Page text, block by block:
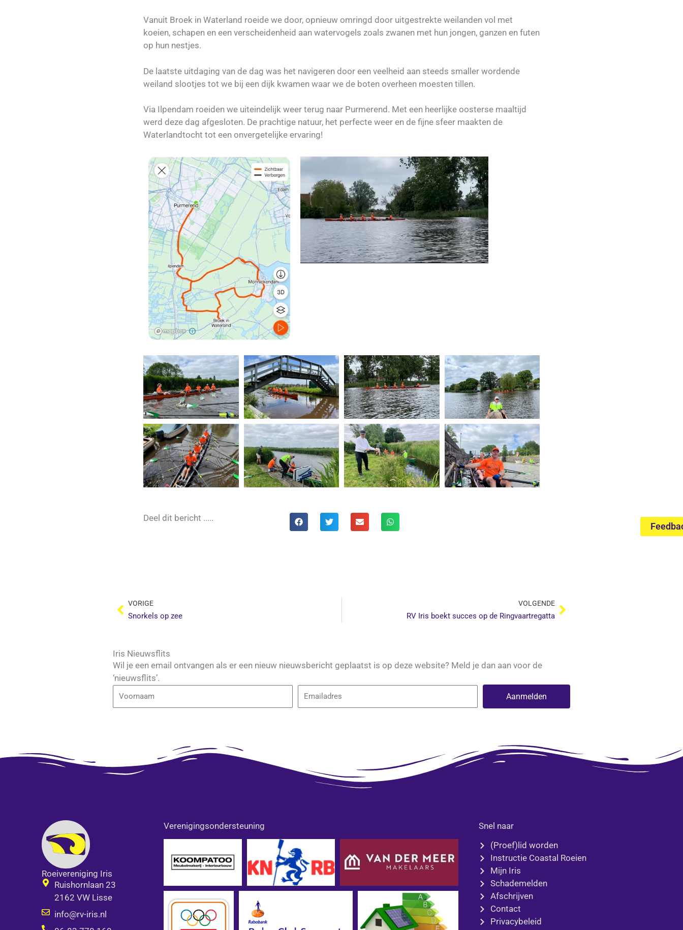
Vanuit Broek in Waterland roeide we door, opnieuw omringd door uitgestrekte weilanden vol met
koeien, schapen en een verscheidenheid aan watervogels zoals zwanen met hun jongen, ganzen en futen
op hun nestjes.
De laatste uitdaging van de dag was het navigeren door een veelheid aan steeds smaller wordende
weiland slootjes tot we bij een dijk kwamen waar we de boten overheen moesten tillen.
Via Ilpendam roeiden we uiteindelijk weer terug naar Purmerend. Met een heerlijke oosterse maaltijd
werd deze dag afgesloten. De prachtige natuur, het perfecte weer en de fijne sfeer maakten de
Waterlandtocht tot een onvergetelijke ervaring!
Deel dit bericht .....
Vorige
VORIGE
Snorkels op zee
VOLGENDE
RV Iris boekt succes op de Ringvaartregatta
Volgende
Iris Nieuwsflits
Wil je een email ontvangen als er een nieuw nieuwsbericht geplaatst is op deze website? Meld je dan aan voor de
‘nieuwsflits’.
Aanmelden
Roeivereniging Iris
Ruishornlaan 23
2162 VW Lisse
info@rv-iris.nl
Verenigingsondersteuning
Snel naar
(Proef)lid worden
Instructie Coastal Roeien
Mijn Iris
Schademelden
Afschrijven
Contact
Privacybeleid